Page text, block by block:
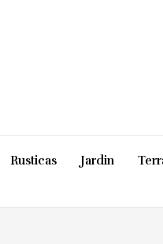
Rusticas Jardin